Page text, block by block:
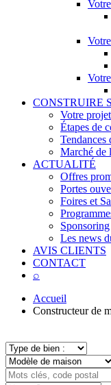
CONSTRUIRE
Votre
Étapes de
Tendances
Marché de
ACTUALITÉ
Offres
Portes
Foires et
Sponsoring
Les news
AVIS CLIENTS
CONTACT
⌕
Accueil
Constructeur de